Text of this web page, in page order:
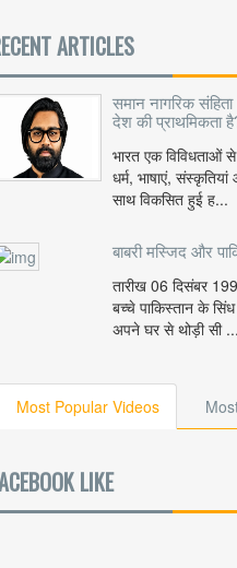
ARTICLES
समान नागरिक
देश की प्राथमिकता
भारत एक विविधताओं
धर्म, भाषाएं,
साथ विकसित हुई ह...
बाबरी मस्जिद और
तारीख 06 दिसंबर
बच्चे पाकिस्तान के
अपने घर से थोड़ी सी ...
Most Popular Videos
LIKE